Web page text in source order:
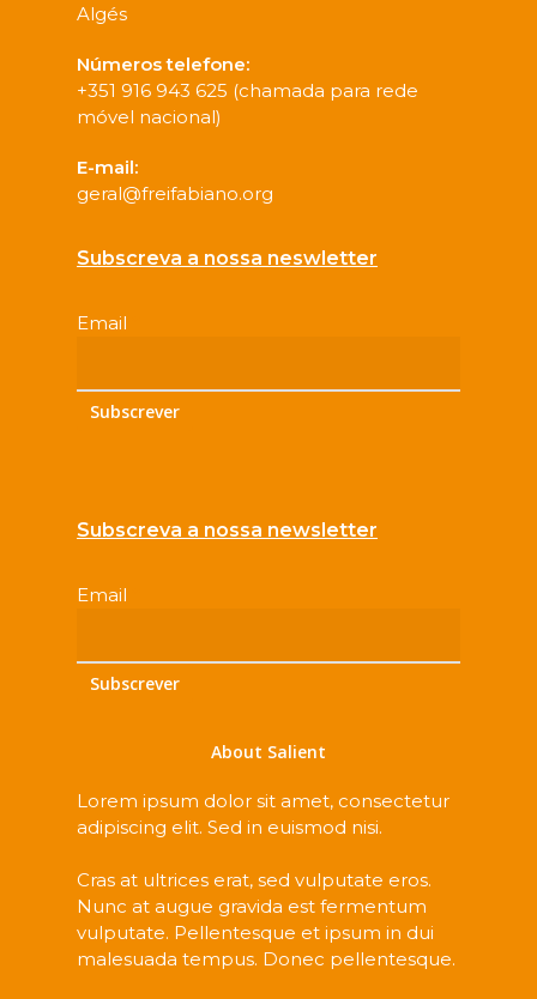
Algés
Números telefone:
+351 916 943 625 (chamada para rede
móvel nacional)
E-mail:
geral@freifabiano.org
Subscreva a nossa neswletter
Email
Subscrever
Subscreva a nossa newsletter
Email
Subscrever
About Salient
Lorem ipsum dolor sit amet, consectetur
adipiscing elit. Sed in euismod nisi.
Cras at ultrices erat, sed vulputate eros.
Nunc at augue gravida est fermentum
vulputate. Pellentesque et ipsum in dui
malesuada tempus. Donec pellentesque.